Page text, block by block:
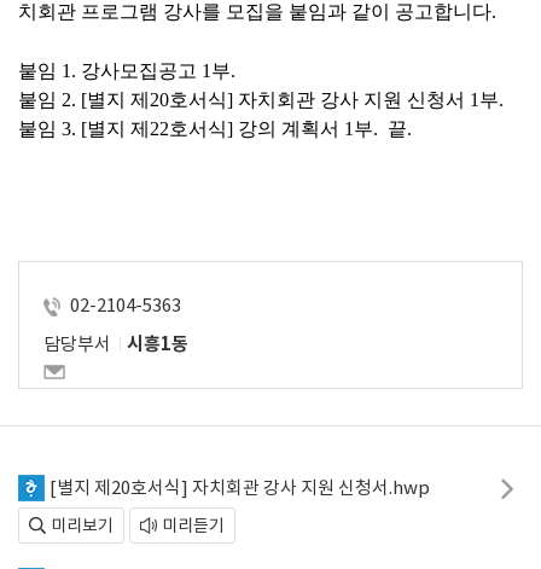
치회관 프로그램 강사를 모집을 붙임과 같이 공고합니다.
붙임 1. 강사모집공고 1 부.
붙임 2. [별지 제 20호서식] 자치회관 강사 지원 신청서 1 부.
붙임 3. [별지 제 22호서식] 강의 계획서 1 부. 끝.
02-2104-5363
담당부서
시흥1동
[별지 제20호서식] 자치회관 강사 지원 신청서.hwp
미리보기 미리듣기